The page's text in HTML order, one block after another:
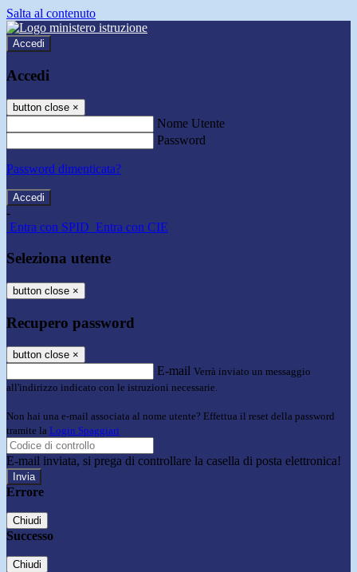
Salta al contenuto
Accedi
Accedi
button close ×
Nome Utente
Password
Password dimenticata?
-
Entra con SPID Entra con CIE
Seleziona utente
button close ×
Recupero password
button close ×
E-mail Verrà inviato un messaggio
all'indirizzo indicato con le istruzioni necessarie.
Non hai una e-mail associata al nome utente? Effettua il reset della password
tramite la Login Spaggiari
E-mail inviata, si prega di controllare la casella di posta elettronica!
Errore
Chiudi
Successo
Chiudi